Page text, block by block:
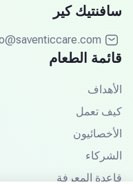
سافنتيك كير
قائمة الطعام
الأهداف
كيف تعمل
الأخصائيون
الشركاء
قاعدة المعرفة